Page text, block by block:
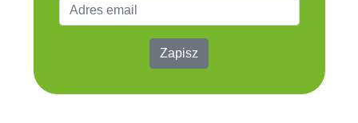
Zapisz